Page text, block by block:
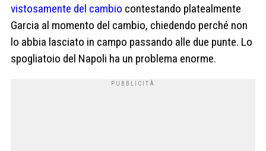
vistosamente del cambio contestando platealmente
Garcia al momento del cambio, chiedendo perché non
lo abbia lasciato in campo passando alle due punte. Lo
spogliatoio del Napoli ha un problema enorme.